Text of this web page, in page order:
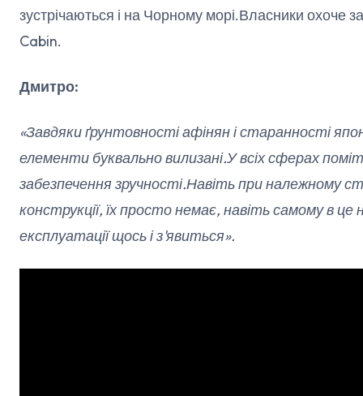
зустрічаються і на Чорному морі.Власники охоче
Cabin.
Дмитро:
«Завдяки ґрунтовності афінян і старанності
елементи буквально вилизані.У всіх сферах
забезпечення зручності.Навіть при належному
конструкції, їх просто немає, навіть самому в це
експлуатації щось і з'явиться».